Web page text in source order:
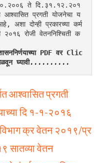
ते दि.३१.१२.२०१
आश्वासित प्रगती योजनेचा य
अशा दोन्ही प्रकारच्या कर्म
२०१६ रोजी वेतननिश्चिती क
घ्यावी..........
आश्वासित प्रगती
दि १-१-२०१६
विभाग क्र वेतन २०१९/प्र
सातव्या वेतन